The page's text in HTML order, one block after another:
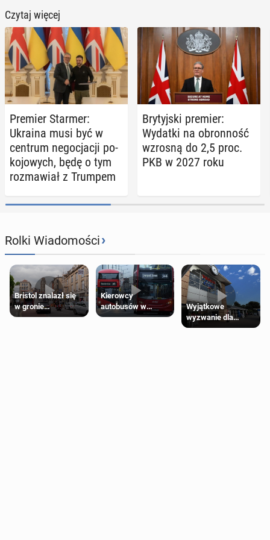
Czytaj więcej
Premier Starmer:
Ukraina musi być w
centrum ne­go­cja­cji po­
ko­jo­wych, będę o tym
roz­ma­wiał z Trumpem
Bry­tyj­ski premier:
Wydatki na obron­ność
wzrosną do 2,5 proc.
PKB w 2027 roku
Rolki Wiadomości›
Bristol znalazł się
w gronie
najlepszych
Kierowcy
autobusów w
Londynie
Wyjątkowe
wyzwanie dla
posiadaczy kart